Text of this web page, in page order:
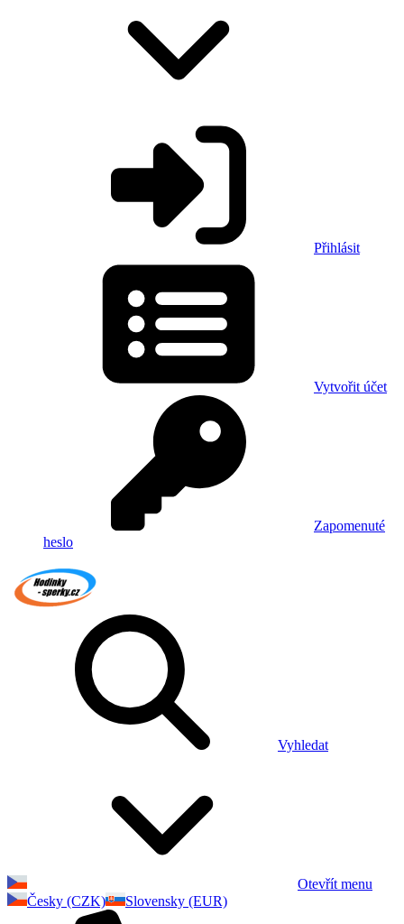
Přihlásit
Vytvořit účet
Zapomenuté
heslo
Vyhledat
Otevřít menu
Česky (CZK)
Slovensky (EUR)